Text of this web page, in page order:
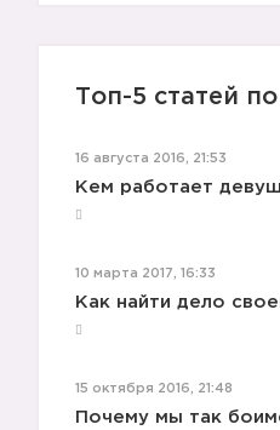
Топ-5 статей
16 августа 2016, 21:53
Кем работает
10 марта 2017, 16:33
Как найти дело
15 октября 2016, 21:48
Почему мы так